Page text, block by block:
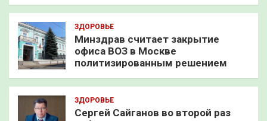
ЗДОРОВЬЕ
Минздрав считает закрытие
офиса ВОЗ в Москве
политизированным решением
ЗДОРОВЬЕ
Сергей Сайганов во второй раз